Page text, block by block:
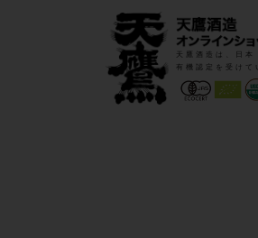
天鷹酒造は、日本
有機認定を受けて